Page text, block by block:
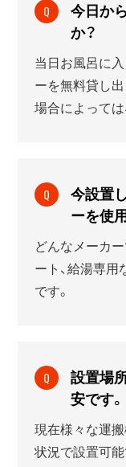
Q
今日か
か？
当日お風呂に
ーを無料貸し
場合によっては
Q
今設置
ーを使
どんなメーカ
ート、給湯専
です。
Q
設置場
安です。
現在様々な運
状況で設置可能